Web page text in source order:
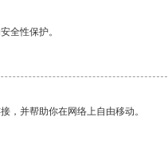
全性保护。
，并帮助你在网络上自由移动。